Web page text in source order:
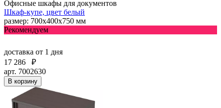
Офисные шкафы для документов
Шкаф-купе, цвет белый
размер: 700х400х750 мм
Рекомендуем
доставка от 1 дня
17 286
₽
арт. 7002630
В корзину